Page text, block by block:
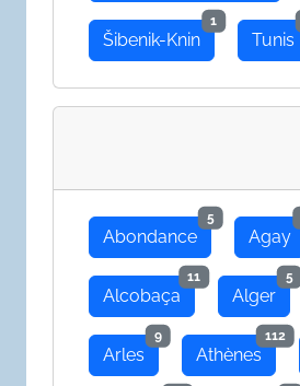
Šibenik-Knin
1
Tunis
Abondance
5
Agay
Alcobaça
11
Alger
5
Arles
9
Athènes
112